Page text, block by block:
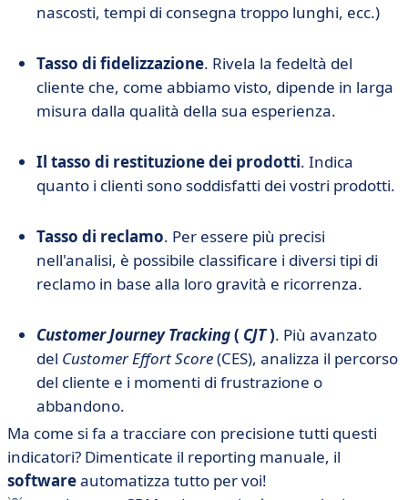
nascosti, tempi di consegna troppo lunghi, ecc.)
Tasso di fidelizzazione. Rivela la fedeltà del
cliente che, come abbiamo visto, dipende in larga
misura dalla qualità della sua esperienza.
Il tasso di restituzione dei prodotti. Indica
quanto i clienti sono soddisfatti dei vostri prodotti.
Tasso di reclamo. Per essere più precisi
nell'analisi, è possibile classificare i diversi tipi di
reclamo in base alla loro gravità e ricorrenza.
Customer Journey Tracking( CJT). Più avanzato
del Customer Effort Score(CES), analizza il percorso
del cliente e i momenti di frustrazione o
abbandono.
Ma come si fa a tracciare con precisione tutti questi
indicatori? Dimenticate il reporting manuale, il
softwareautomatizza tutto per voi!